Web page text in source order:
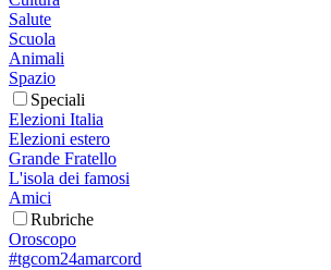
Salute
Scuola
Animali
Spazio
Speciali
Elezioni Italia
Elezioni estero
Grande Fratello
L'isola dei famosi
Amici
Rubriche
Oroscopo
#tgcom24amarcord